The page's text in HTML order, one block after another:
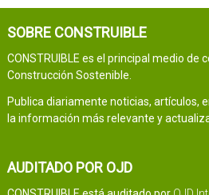
SOBRE CONSTRUIBLE
CONSTRUIBLE es el principal medio de
Construcción Sostenible.
Publica diariamente noticias, artículos,
la información más relevante y
AUDITADO POR OJD